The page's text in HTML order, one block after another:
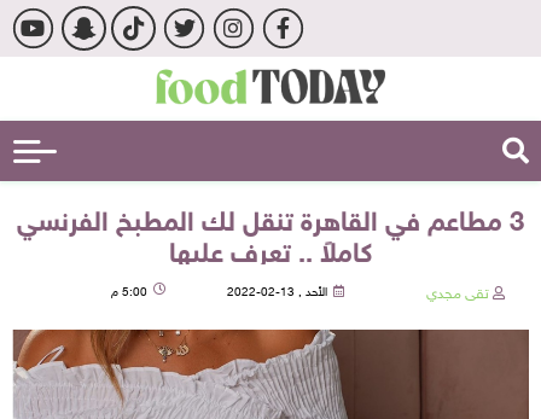
3 مطاعم في القاهرة تنقل لك المطبخ الفرنسي
كاملاً .. تعرف عليها
تقى مجدي الأحد , 13-02-2022 5:00 م